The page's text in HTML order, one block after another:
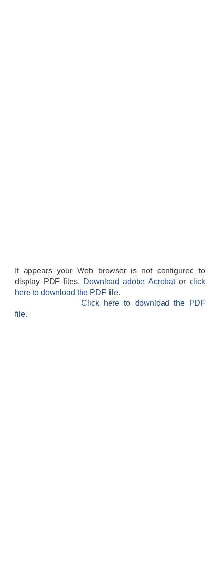
It appears your Web browser is not configured to
display PDF files.
Download adobe Acrobatorclick
here to download the PDF file.
Click here to download the PDF
file.